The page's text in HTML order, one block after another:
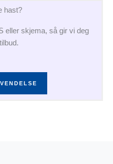
hast?
eller skjema, så gir vi deg